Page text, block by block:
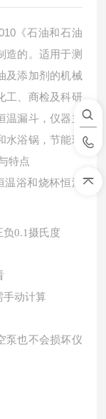
《石油和石油
造的。适用于测
及添加剂的机械
工、商检及科研
温漏斗，仪器主
浴锅，节能环
特点
浴和烧杯恒温
负0.1摄氏度
手动计算
泵也不会损坏仪